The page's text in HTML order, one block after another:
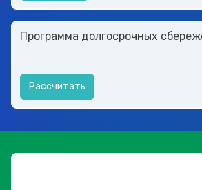
Программа долгосрочных
Рассчитать